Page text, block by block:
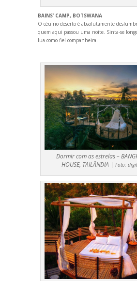
BAINS’ CAMP, BOTSWANA
O céu no deserto é absolutamente
quem aqui passou uma noite. Sinta-se
lua como fiel companheira.
Dormir com as estrelas –
HOUSE, TAILÂNDIA |
Foto: